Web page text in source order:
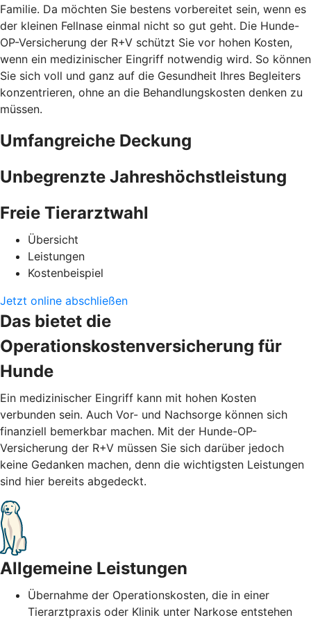
Familie. Da möchten Sie bestens vorbereitet sein, wenn es
der kleinen Fellnase einmal nicht so gut geht. Die Hunde-
OP-Versicherung der R+V schützt Sie vor hohen Kosten,
wenn ein medizinischer Eingriff notwendig wird. So können
Sie sich voll und ganz auf die Gesundheit Ihres Begleiters
konzentrieren, ohne an die Behandlungskosten denken zu
müssen.
Umfangreiche Deckung
Unbegrenzte Jahreshöchstleistung
Freie Tierarztwahl
Übersicht
Leistungen
Kostenbeispiel
Jetzt online abschließen
Das bietet die
Operationskostenversicherung für
Hunde
Ein medizinischer Eingriff kann mit hohen Kosten
verbunden sein. Auch Vor- und Nachsorge können sich
finanziell bemerkbar machen. Mit der Hunde-OP-
Versicherung der R+V müssen Sie sich darüber jedoch
keine Gedanken machen, denn die wichtigsten Leistungen
sind hier bereits abgedeckt.
Allgemeine Leistungen
Übernahme der Operationskosten, die in einer
Tierarztpraxis oder Klinik unter Narkose entstehen